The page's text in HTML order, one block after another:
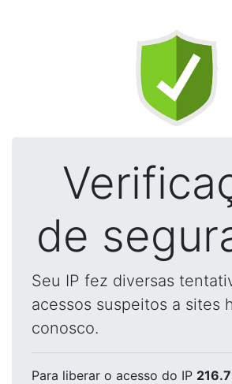
de
Seu IP fez diversas
acessos suspeitos a sites
conosco.
Para liberar o acesso do IP